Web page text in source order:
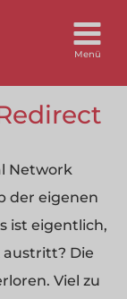
Network
der eigenen
ist eigentlich,
austritt? Die
Viel zu